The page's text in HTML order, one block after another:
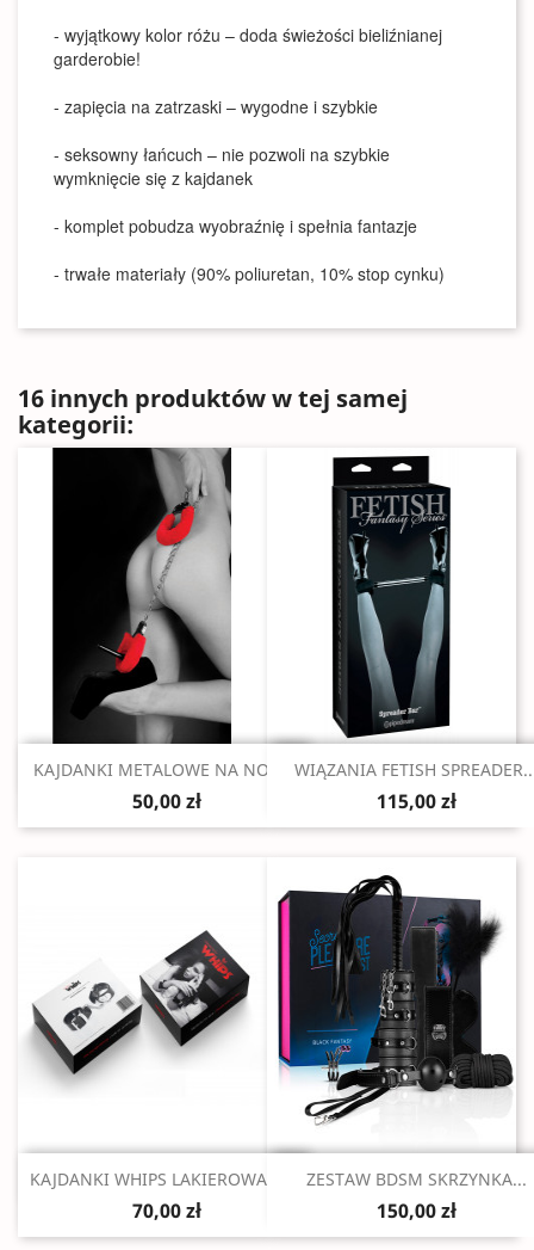
- wyjątkowy kolor różu – doda świeżości bieliźnianej
garderobie!
- zapięcia na zatrzaski – wygodne i szybkie
- seksowny łańcuch – nie pozwoli na szybkie
wymknięcie się z kajdanek
- komplet pobudza wyobraźnię i spełnia fantazje
- trwałe materiały (90% poliuretan, 10% stop cynku)
16 innych produktów w tej samej
kategorii:
Szybki podgląd
KAJDANKI METALOWE NA NOGI...
50,00 zł
Szybki podgląd
WIĄZANIA FETISH
115,00 zł
 Szybki podgląd
KAJDANKI WHIPS LAKIEROWANE...
70,00 zł
Szybki podgląd
ZESTAW BDSM SKRZYNKA...
150,00 zł